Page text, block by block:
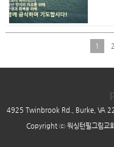
1 2
[
4925 Twinbrook Rd., Burke, VA
Copyright ⓒ 워싱턴필그림교